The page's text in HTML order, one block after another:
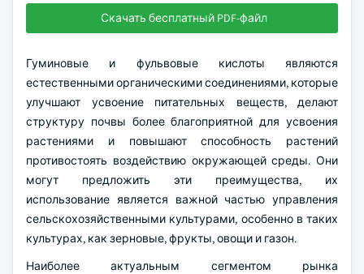
Скачать бесплатный PDF-файл
Гуминовые и фульвовые кислоты являются
естественными органическими соединениями, которые
улучшают усвоение питательных веществ, делают
структуру почвы более благоприятной для усвоения
растениями и повышают способность растений
противостоять воздействию окружающей среды. Они
могут предложить эти преимущества, их
использование является важной частью управления
сельскохозяйственными культурами, особенно в таких
культурах, как зерновые, фрукты, овощи и газон.
Наиболее актуальным сегментом рынка